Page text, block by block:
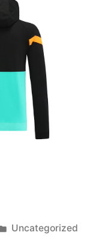
Publicado
Uncategorized